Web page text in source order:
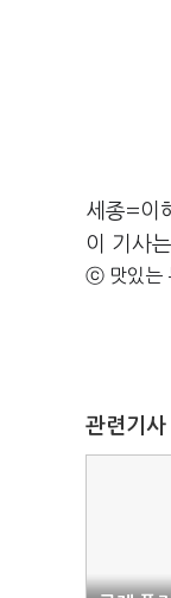
세종=이
이 기사
ⓒ 맛있는
관련기사